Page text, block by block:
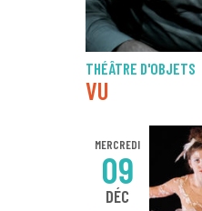
THÉÂTRE D'OBJETS
VU
MERCREDI
09
DÉC